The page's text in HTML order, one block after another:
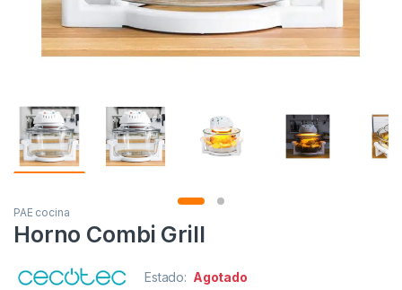
PAE cocina
Horno Combi Grill
Estado: Agotado